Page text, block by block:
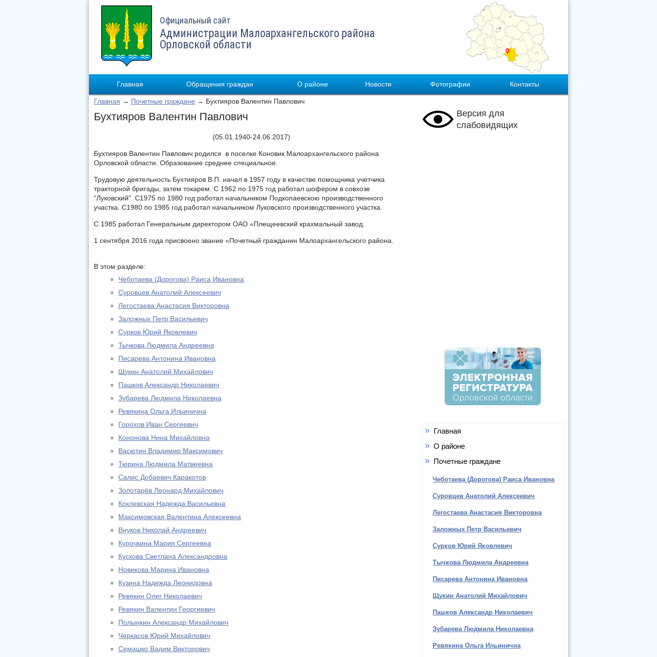
Официальный сайт
Администрации Малоархангельского района
Орловской области
Главная Обращения граждан О районе Новости Фотографии Контакты
Главная → Почетные граждане → Бухтияров Валентин Павлович
Бухтияров Валентин Павлович
(05.01.1940-24.06.2017)
Бухтияров Валентин Павлович родился в поселке Коновик Малоархангельского района
Орловской области. Образование среднее специальное.
Трудовую деятельность Бухтияров В.П. начал в 1957 году в качестве помощника учетчика
тракторной бригады, затем токарем. С 1962 по 1975 год работал шофером в совхозе
"Луковский". С1975 по 1980 год работал начальником Подкопаевскою производственного
участка. С1980 по 1985 год работал начальником Луковского производственного участка.
С 1985 работал Генеральным директором ОАО «Плещеевский крахмальный завод.
1 сентября 2016 года присвоено звание «Почетный гражданин Малоархангельского района.
В этом разделе:
Чеботаева (Дорогова) Раиса Ивановна
Суровцев Анатолий Алексеевич
Легостаева Анастасия Викторовна
Заложных Петр Васильевич
Сурков Юрий Яковлевич
Тычкова Людмила Андреевна
Писарева Антонина Ивановна
Щукин Анатолий Михайлович
Пашков Александр Николаевич
Зубарева Людмила Николаевна
Ревякина Ольга Ильинична
Горохов Иван Сергеевич
Кононова Нина Михайловна
Васютин Владимир Максимович
Тюрина Людмила Матвеевна
Салис Добаевич Каракотов
Золотарёв Леонард Михайлович
Коклевская Надежда Васильевна
Максимовская Валентина Алексеевна
Внуков Николай Андреевич
Курочкина Мария Сергеевна
Кускова Светлана Александровна
Новикова Марина Ивановна
Кузина Надежда Леонидовна
Ревякин Олег Николаевич
Ревякин Валентин Георгиевич
Полынкин Александр Михайлович
Черкасов Юрий Михайлович
Семашко Вадим Викторович
Версия для
слабовидящих
Главная
О районе
Почетные граждане
Чеботаева (Дорогова) Раиса Ивановна
Суровцев Анатолий Алексеевич
Легостаева Анастасия Викторовна
Заложных Петр Васильевич
Сурков Юрий Яковлевич
Тычкова Людмила Андреевна
Писарева Антонина Ивановна
Щукин Анатолий Михайлович
Пашков Александр Николаевич
Зубарева Людмила Николаевна
Ревякина Ольга Ильинична